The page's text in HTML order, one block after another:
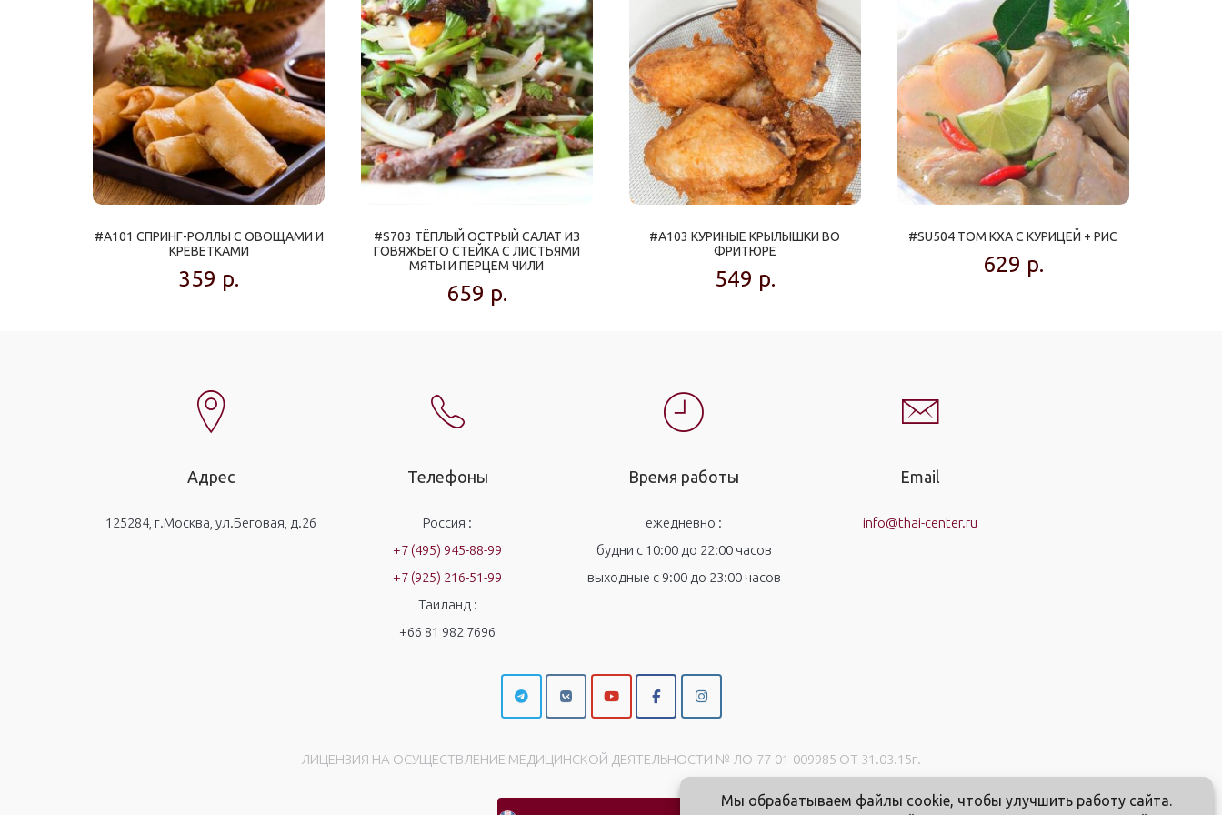
#A101 СПРИНГ-РОЛЛЫ С ОВОЩАМИ И
КРЕВЕТКАМИ
359 р.
#S703 ТЁПЛЫЙ ОСТРЫЙ САЛАТ ИЗ
ГОВЯЖЬЕГО СТЕЙКА С ЛИСТЬЯМИ
МЯТЫ И ПЕРЦЕМ ЧИЛИ
659 р.
#A103 КУРИНЫЕ КРЫЛЫШКИ ВО
ФРИТЮРЕ
549 р.
#SU504 ТОМ КХА С КУРИЦЕЙ + РИС
629 р.
Адрес
125284, г.Москва, ул.Беговая, д.26
Телефоны
Россия :
+7 (495) 945-88-99
+7 (925) 216-51-99
Таиланд :
+66 81 982 7696
Время работы
ежедневно :
будни с 10:00 до 22:00 часов
выходные с 9:00 до 23:00 часов
Email
info@thai-center.ru
ЛИЦЕНЗИЯ НА ОСУЩЕСТВЛЕНИЕ МЕДИЦИНСКОЙ ДЕЯТЕЛЬНОСТИ № ЛО-77-01-009985 ОТ 31.03.15г.